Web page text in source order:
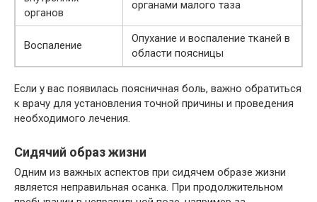
органов
органами малого таза
Воспаление
Опухание и воспаление тканей в
области поясницы
Если у вас появилась поясничная боль, важно обратиться
к врачу для установления точной причины и проведения
необходимого лечения.
Сидячий образ жизни
Одним из важных аспектов при сидячем образе жизни
является неправильная осанка. При продолжительном